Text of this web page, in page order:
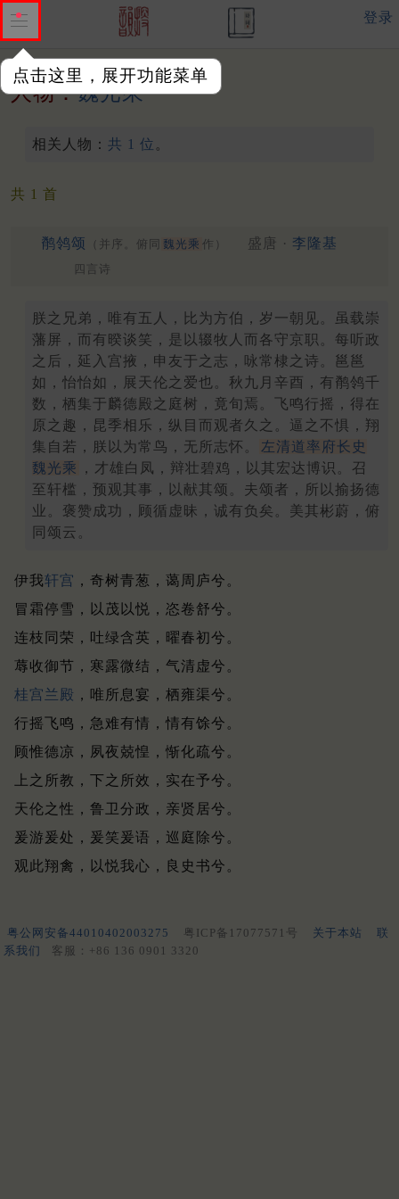
点击这里，展开功能菜单
登录
人物：魏光乘
相关人物： 共 1 位 。
共 1 首
鹡鸰颂 （并序。俯同 魏光乘 作） 盛唐 · 李隆基
四言诗
朕之兄弟，唯有五人，比为方伯，岁一朝见。虽载崇
藩屏，而有暌谈笑，是以辍牧人而各守京职。每听政
之后，延入宫掖，申友于之志，咏常棣之诗。邕邕
如，怡怡如，展天伦之爱也。秋九月辛酉，有鹡鸰千
数，栖集于麟德殿之庭树，竟旬焉。飞鸣行摇，得在
原之趣，昆季相乐，纵目而观者久之。逼之不惧，翔
集自若，朕以为常鸟，无所志怀。
左清道率府长史
魏光乘
，才雄白凤，辩壮碧鸡，以其宏达博识。召
至轩槛，预观其事，以献其颂。夫颂者，所以揄扬德
业。褒赞成功，顾循虚昧，诚有负矣。美其彬蔚，俯
同颂云。
伊我轩宫 ，奇树青葱，蔼周庐兮。
冒霜停雪，以茂以悦，恣卷舒兮。
连枝同荣，吐绿含英，曜春初兮。
蓐收御节，寒露微结，气清虚兮。
桂宫兰殿 ，唯所息宴，栖雍渠兮。
行摇飞鸣，急难有情，情有馀兮。
顾惟德凉，夙夜兢惶，惭化疏兮。
上之所教，下之所效，实在予兮。
天伦之性，鲁卫分政，亲贤居兮。
爰游爰处，爰笑爰语，巡庭除兮。
观此翔禽，以悦我心，良史书兮。
粤公网安备44010402003275 粤ICP备17077571号 关于本站
联
系我们
客服：+86 136 0901 3320